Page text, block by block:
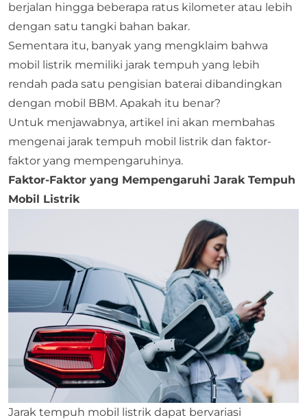
berjalan hingga beberapa ratus kilometer atau lebih
dengan satu tangki bahan bakar.
Sementara itu, banyak yang mengklaim bahwa
mobil listrik memiliki jarak tempuh yang lebih
rendah pada satu pengisian baterai dibandingkan
dengan mobil BBM. Apakah itu benar?
Untuk menjawabnya, artikel ini akan membahas
mengenai jarak tempuh mobil listrik dan faktor-
faktor yang mempengaruhinya.
Faktor-Faktor yang Mempengaruhi Jarak Tempuh
Mobil Listrik
Jarak tempuh mobil listrik dapat bervariasi